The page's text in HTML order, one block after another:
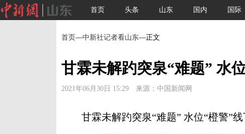
首页 头条 山东 国内 国际
首页—中新社记者看山东—正文
甘霖未解趵突泉“难题” 水
2021年06月30日 15:29 来源：中国新闻网
甘霖未解趵突泉“难题” 水位“橙警”线